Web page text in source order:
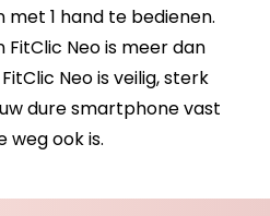
met 1 hand te bedienen.
FitClic Neo is meer dan
Neo is veilig, sterk
dure smartphone vast
weg ook is.